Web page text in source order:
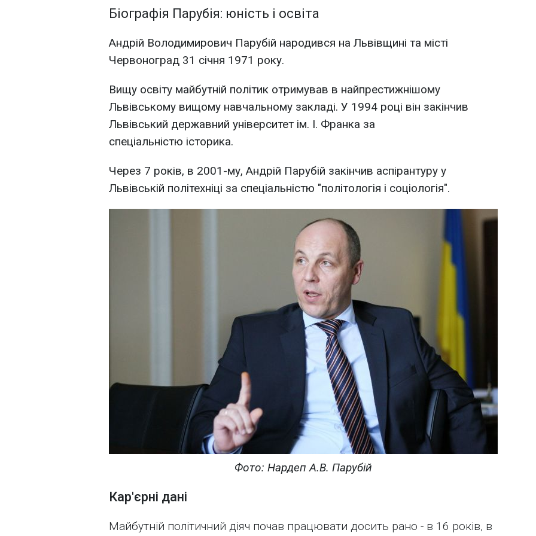
Біографія Парубія: юність і освіта
Андрій Володимирович Парубій народився на Львівщині та місті
Червоноград 31 січня 1971 року.
Вищу освіту майбутній політик отримував в найпрестижнішому
Львівському вищому навчальному закладі. У 1994 році він закінчив
Львівський державний університет ім. І. Франка за
спеціальністю історика.
Через 7 років, в 2001-му, Андрій Парубій закінчив аспірантуру у
Львівській політехніці за спеціальністю "політологія і соціологія".
Фото: Нардеп А.В. Парубій
Кар'єрні дані
Майбутній політичний діяч почав працювати досить рано - в 16 років, в